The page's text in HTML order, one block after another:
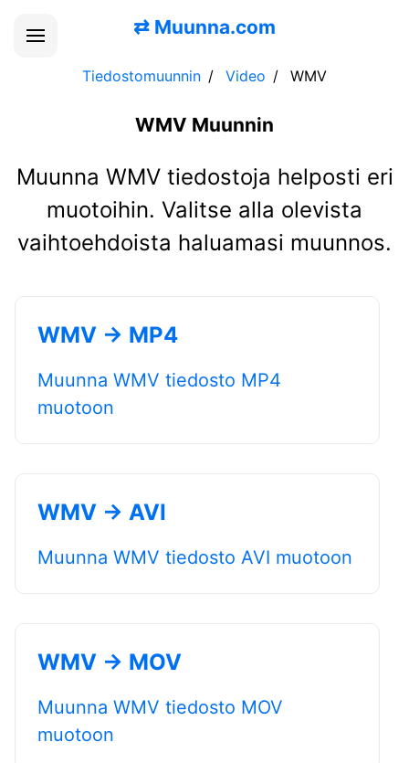
⇄ Muunna.com
Tiedostomuunnin Video WMV
WMV Muunnin
Muunna WMV tiedostoja helposti eri
muotoihin. Valitse alla olevista
vaihtoehdoista haluamasi muunnos.
WMV → MP4
Muunna WMV tiedosto MP4
muotoon
WMV → AVI
Muunna WMV tiedosto AVI muotoon
WMV → MOV
Muunna WMV tiedosto MOV
muotoon